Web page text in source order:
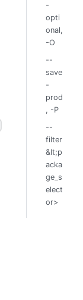
-
opti
onal,
-O
--
save
-
prod
, -P
--
filter
&lt;p
acka
ge_s
elect
or>